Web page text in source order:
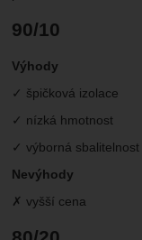
90/10
Výhody
✓ špičková izolace
✓ nízká hmotnost
✓ výborná sbalitelnost
Nevýhody
✗ vyšší cena